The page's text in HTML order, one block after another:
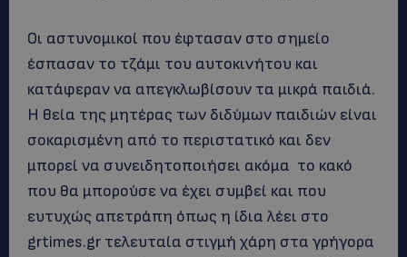
Οι αστυνομικοί που έφτασαν στο σημείο
έσπασαν το τζάμι του αυτοκινήτου και
κατάφεραν να απεγκλωβίσουν τα μικρά παιδιά.
Η θεία της μητέρας των διδύμων παιδιών είναι
σοκαρισμένη από το περιστατικό και δεν
μπορεί να συνειδητοποιήσει ακόμα το κακό
που θα μπορούσε να έχει συμβεί και που
ευτυχώς απετράπη όπως η ίδια λέει στο
grtimes.gr τελευταία στιγμή χάρη στα γρήγορα